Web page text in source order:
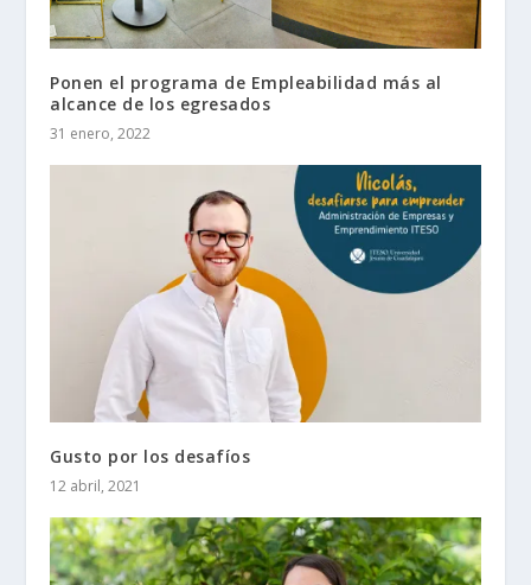
Ponen el programa de Empleabilidad más al
alcance de los egresados
31 enero, 2022
Gusto por los desafíos
12 abril, 2021